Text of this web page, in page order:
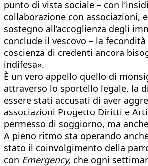
punto di vista sociale – con
collaborazione con
sostegno all’accoglienza degli
conclude il vescovo – la
coscienza di credenti ancora
indifesa».
È un vero appello quello di
attraverso lo sportello legale, la
essere stati accusati di aver
associazioni Progetto Diritti e
permesso di soggiorno, ma
A pieno ritmo sta operando
stato il coinvolgimento della
con Emergency, che ogni